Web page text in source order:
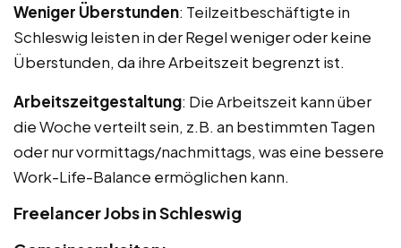
Weniger Überstunden: Teilzeitbeschäftigte in
Schleswig leisten in der Regel weniger oder keine
Überstunden, da ihre Arbeitszeit begrenzt ist.
Arbeitszeitgestaltung: Die Arbeitszeit kann über
die Woche verteilt sein, z.B. an bestimmten Tagen
oder nur vormittags/nachmittags, was eine bessere
Work-Life-Balance ermöglichen kann.
Freelancer Jobs in Schleswig